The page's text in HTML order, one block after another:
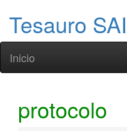
Tesauro
Inicio
protocolo